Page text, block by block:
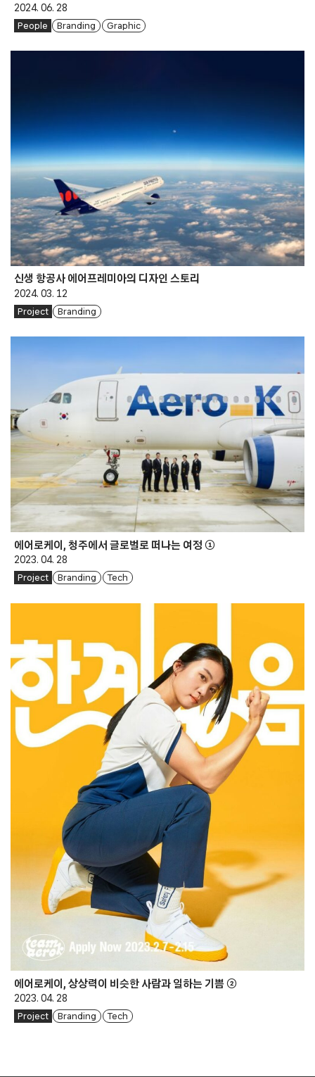
2024. 06. 28
People Branding Graphic
신생 항공사 에어프레미아의 디자인 스토리
2024. 03. 12
Project Branding
에어로케이, 청주에서 글로벌로 떠나는 여정 ①
2023. 04. 28
Project Branding Tech
에어로케이, 상상력이 비슷한 사람과 일하는 기쁨 ②
2023. 04. 28
Project Branding Tech